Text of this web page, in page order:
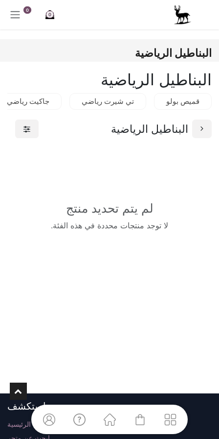
تخطي للذهاب إلى المحتوى
0
0
البناطيل الرياضية
البناطيل الرياضية
قميص بولو تي شيرت رياضي جاكيت رياضي
البناطيل الرياضية
لم يتم تحديد منتج
لا توجد منتجات محددة في هذه الفئة.
استكشف
الرئيسية